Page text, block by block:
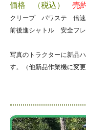
価格 （税込） 売
クリープ パワステ 倍速
前後進シャトル 安全フ
写真のトラクターに新品
す。（他新品作業機に変更